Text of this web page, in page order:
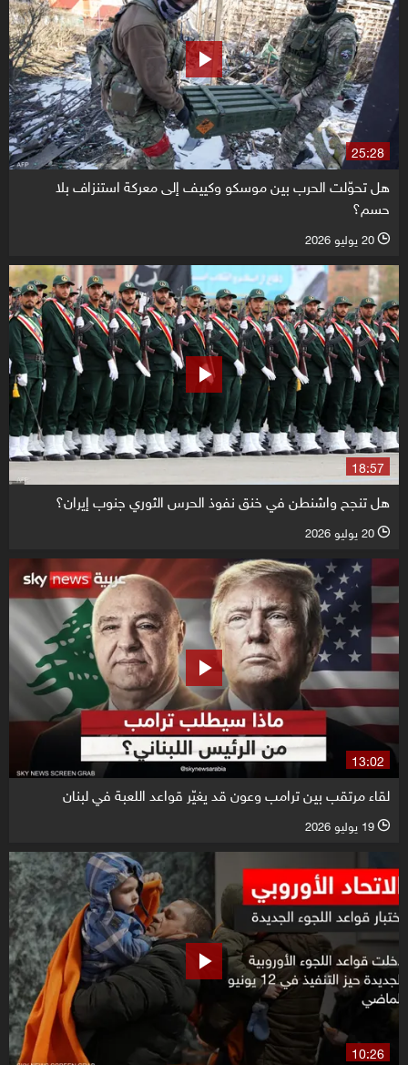
25:28
هل تحوّلت الحرب بين موسكو وكييف إلى معركة استنزاف بلا
حسم؟
l 20 يوليو 2026
18:57
هل تنجح واشنطن في خنق نفوذ الحرس الثوري جنوب إيران؟
l 20 يوليو 2026
13:02
لقاء مرتقب بين ترامب وعون قد يغيّر قواعد اللعبة في لبنان
l 19 يوليو 2026
10:26